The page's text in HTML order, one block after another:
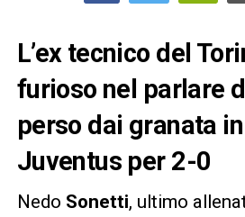
L’ex tecnico del
furioso nel parlare
perso dai granata
Juventus per 2-0
Nedo Sonetti, ultimo